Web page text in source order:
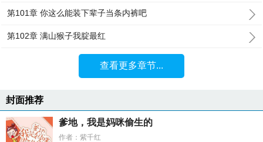
第101章 你这么能装下辈子当条内裤吧
第102章 满山猴子我腚最红
查看更多章节...
封面推荐
爹地，我是妈咪偷生的
作者：紫千红